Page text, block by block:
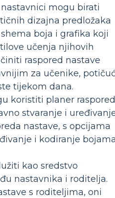
mogu birati
dizajna predložaka
boja i grafika koji
učenja njihovih
raspored nastave
za učenike,
tijekom dana.
koristiti planer
stvaranje i
nastave, s opcijama
i kodiranje
kao sredstvo
nastavnika i roditelja.
s roditeljima, oni